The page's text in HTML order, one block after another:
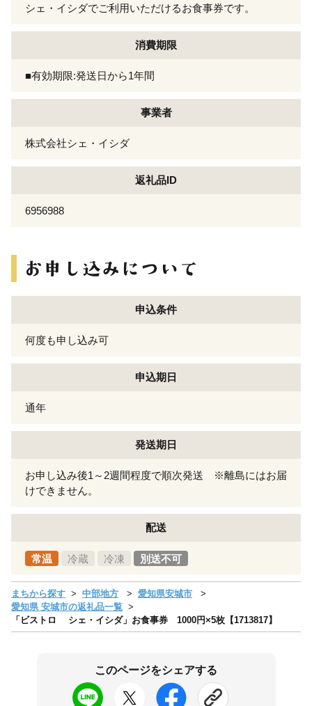
シェ・イシダでご利用いただけるお食事券です。
消費期限
■有効期限:発送日から1年間
事業者
株式会社シェ・イシダ
返礼品ID
6956988
申込条件
何度も申し込み可
申込期日
通年
発送期日
お申し込み後1～2週間程度で順次発送 ※離島にはお届
けできません。
配送
常温 冷蔵 冷凍 別送不可
まちから探す 中部地方
愛知県安城市
愛知県 安城市の返礼品一覧
「ビストロ シェ・イシダ」お食事券 1000円×5枚【1713817】
このページをシェアする